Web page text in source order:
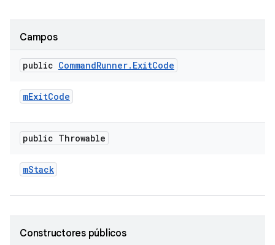
Campos
public CommandRunner. ExitCode
mExitCode
public Throwable
mStack
Constructores públicos